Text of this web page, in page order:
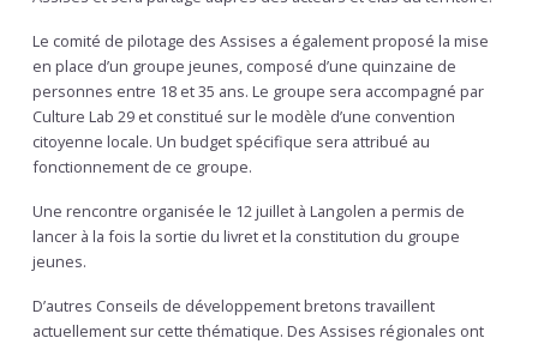
Le comité de pilotage des Assises a également proposé la mise
en place d’un groupe jeunes, composé d’une quinzaine de
personnes entre 18 et 35 ans. Le groupe sera accompagné par
Culture Lab 29 et constitué sur le modèle d’une convention
citoyenne locale. Un budget spécifique sera attribué au
fonctionnement de ce groupe.
Une rencontre organisée le 12 juillet à Langolen a permis de
lancer à la fois la sortie du livret et la constitution du groupe
jeunes.
D’autres Conseils de développement bretons travaillent
actuellement sur cette thématique. Des Assises régionales ont